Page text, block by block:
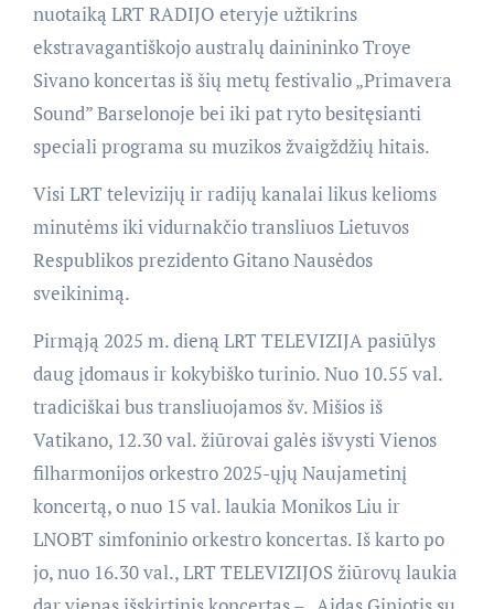
nuotaiką LRT RADIJO eteryje užtikrins
ekstravagantiškojo australų dainininko Troye
Sivano koncertas iš šių metų festivalio „Primavera
Sound” Barselonoje bei iki pat ryto besitęsianti
speciali programa su muzikos žvaigždžių hitais.
Visi LRT televizijų ir radijų kanalai likus kelioms
minutėms iki vidurnakčio transliuos Lietuvos
Respublikos prezidento Gitano Nausėdos
sveikinimą.
Pirmąją 2025 m. dieną LRT TELEVIZIJA pasiūlys
daug įdomaus ir kokybiško turinio. Nuo 10.55 val.
tradiciškai bus transliuojamos šv. Mišios iš
Vatikano, 12.30 val. žiūrovai galės išvysti Vienos
filharmonijos orkestro 2025-ųjų Naujametinį
koncertą, o nuo 15 val. laukia Monikos Liu ir
LNOBT simfoninio orkestro koncertas. Iš karto po
jo, nuo 16.30 val., LRT TELEVIZIJOS žiūrovų laukia